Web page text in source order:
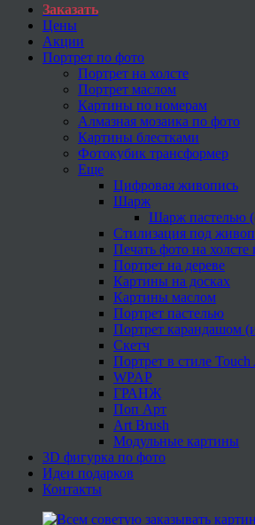
Заказать
Цены
Акции
Портрет по фото
Портрет на холсте
Портрет маслом
Картины по номерам
Алмазная мозаика по фото
Картины блестками
Фотокубик трансформер
Еще
Цифровая живопись
Шарж
Шарж пастелью
Стилизация под
Печать фото на холсте
Портрет на дереве
Картины на досках
Картины маслом
Портрет пастелью
Портрет карандашом
Скетч
Портрет в стиле Touch
WPAP
ГРАНЖ
Поп Арт
Art Brush
Модульные картины
3D фигурка по фото
Идеи подарков
Контакты